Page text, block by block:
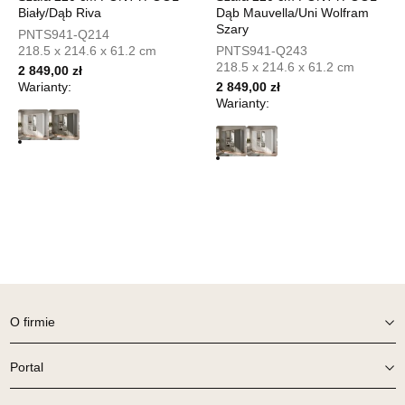
66-600 KROSNO ODRZAŃSKIE
Nr tel.508100164
Adres e-mail:meblostyl01@op.pl
Godziny otwarcia
Pn-Pt: 09:00-17:00, Sb: 09:00-14:00
78-600 WAŁCZ
Adres e-mail:
Godziny otwarcia
Pn-Pt: 10:00-18:00, Sb: 10:00-14:00
Biały/Dąb Riva
PNTS941-Q214
218.5 x 214.6 x 61.2 cm
2 849,00 zł
Warianty:
Dąb Mauvella/Uni Wolfram
Szary
PNTS941-Q243
218.5 x 214.6 x 61.2 cm
2 849,00 zł
Warianty:
O firmie
Portal